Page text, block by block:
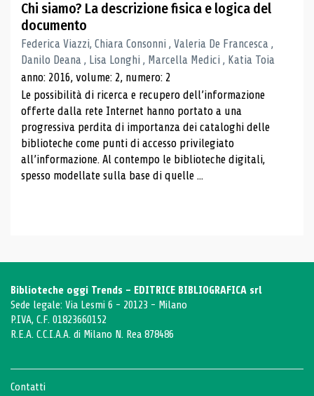
Chi siamo? La descrizione fisica e logica del
documento
Federica Viazzi, Chiara Consonni , Valeria De Francesca ,
Danilo Deana , Lisa Longhi , Marcella Medici , Katia Toia
anno: 2016, volume: 2, numero: 2
Le possibilità di ricerca e recupero dell’informazione
offerte dalla rete Internet hanno portato a una
progressiva perdita di importanza dei cataloghi delle
biblioteche come punti di accesso privilegiato
all’informazione. Al contempo le biblioteche digitali,
spesso modellate sulla base di quelle ...
Biblioteche oggi Trends - EDITRICE BIBLIOGRAFICA srl
Sede legale: Via Lesmi 6 - 20123 - Milano
P.IVA, C.F. 01823660152
R.E.A. C.C.I.A.A. di Milano N. Rea 878486
Contatti